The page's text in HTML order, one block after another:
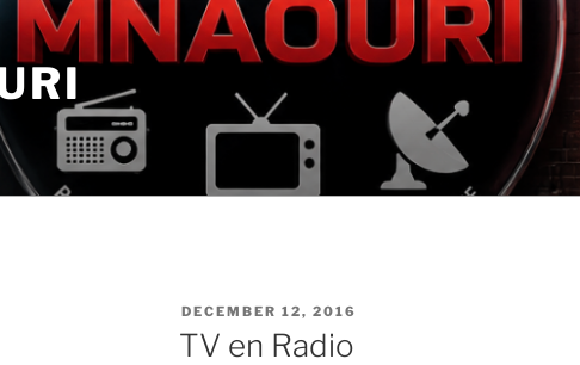
GEPLAATST
OP
DECEMBER 12, 2016
TV en Radio